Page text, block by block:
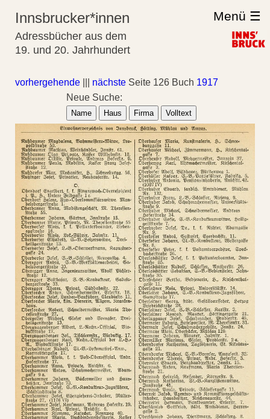
Innsbrucker*innen
Adressbücher aus dem
19. und 20. Jahrhundert
Menü ☰
vorhergehende nächste Seite 126 Buch 1917
Neue Suche:
Name Haus Firma Volltext